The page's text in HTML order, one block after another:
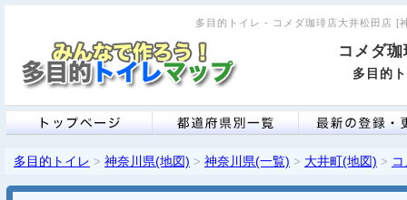
多目的トイレ - コメダ珈琲店大井松田店
コメダ
多目的
多目的トイレ > 神奈川県(地図) > 神奈川県(一覧) > 大井町(地図) >